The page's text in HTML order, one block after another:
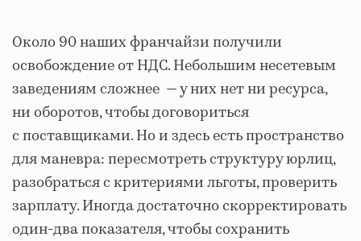
Около 90 наших франчайзи получили
освобождение от НДС. Небольшим несетевым
заведениям сложнее — у них нет ни ресурса,
ни оборотов, чтобы договориться
с поставщиками. Но и здесь есть пространство
для маневра: пересмотреть структуру юрлиц,
разобраться с критериями льготы, проверить
зарплату. Иногда достаточно скорректировать
один-два показателя, чтобы сохранить